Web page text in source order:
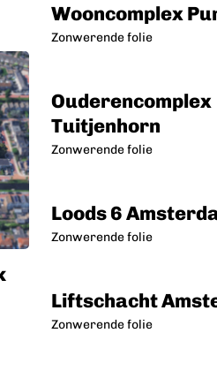
Wooncomplex
Zonwerende folie
Ouderencomplex
Tuitjenhorn
Zonwerende folie
Loods 6
Zonwerende folie
Liftschacht
Zonwerende folie